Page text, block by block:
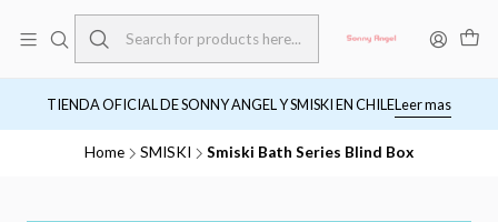
TIENDA OFICIAL DE SONNY ANGEL Y SMISKI EN CHILELeer mas
Home SMISKI Smiski Bath Series Blind Box